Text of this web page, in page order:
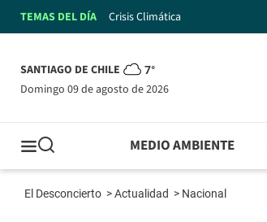
TEMAS DEL DÍA Crisis Climática
SANTIAGO DE CHILE 7°
domingo 09 de agosto de 2026
MEDIO AMBIENTE
El Desconcierto >Actualidad > Nacional